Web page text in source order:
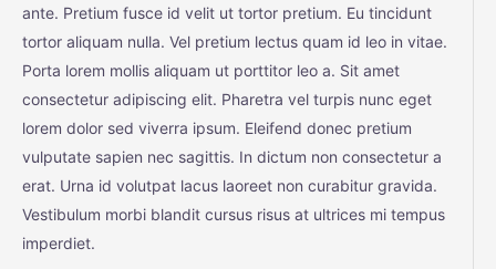
ante. Pretium fusce id velit ut tortor pretium. Eu tincidunt
tortor aliquam nulla. Vel pretium lectus quam id leo in vitae.
Porta lorem mollis aliquam ut porttitor leo a. Sit amet
consectetur adipiscing elit. Pharetra vel turpis nunc eget
lorem dolor sed viverra ipsum. Eleifend donec pretium
vulputate sapien nec sagittis. In dictum non consectetur a
erat. Urna id volutpat lacus laoreet non curabitur gravida.
Vestibulum morbi blandit cursus risus at ultrices mi tempus
imperdiet.